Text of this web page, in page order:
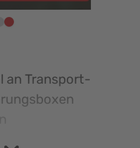
an Transport-